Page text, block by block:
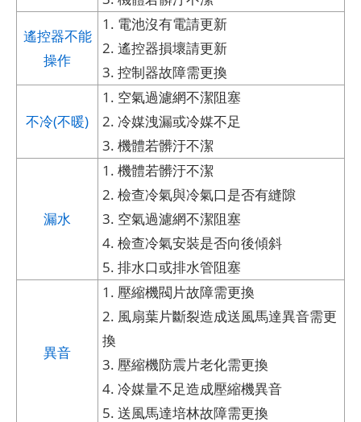
遙控器不能
操作
1. 電池沒有電請更新
2. 遙控器損壞請更新
3. 控制器故障需更換
不冷(不暖)
1. 空氣過濾網不潔阻塞
2. 冷媒洩漏或冷媒不足
3. 機體若髒汙不潔
漏水
1. 機體若髒汙不潔
2. 檢查冷氣與冷氣口是否有縫隙
3. 空氣過濾網不潔阻塞
4. 檢查冷氣安裝是否向後傾斜
5. 排水口或排水管阻塞
異音
1. 壓縮機閥片故障需更換
2. 風扇葉片斷裂造成送風馬達異音需更
換
3. 壓縮機防震片老化需更換
4. 冷媒量不足造成壓縮機異音
5. 送風馬達培林故障需更換